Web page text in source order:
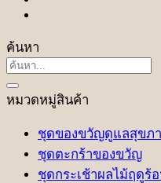
ค้นหา
ค้นหา:
หมวดหมู่สินค้า
ชุดของขวัญดูแลสุขภ
ชุดตะกร้าของขวัญ
ชุดกระเช้าผลไม้ฤดูร้